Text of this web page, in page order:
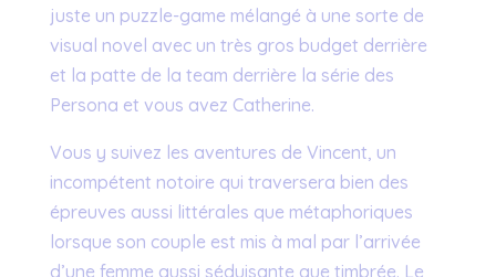
juste un puzzle-game mélangé à une sorte de
visual novel avec un très gros budget derrière
et la patte de la team derrière la série des
Persona et vous avez Catherine.
Vous y suivez les aventures de Vincent, un
incompétent notoire qui traversera bien des
épreuves aussi littérales que métaphoriques
lorsque son couple est mis à mal par l’arrivée
d’une femme aussi séduisante que timbrée. Le